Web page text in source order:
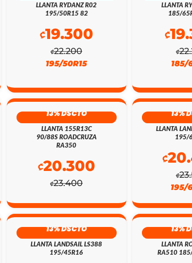
LLANTA RYDANZ R02
195/50R15 82
₡22.200
₡19.300
195/50R15
LLANTA
185/
₡
₡
185/
13% DSCTO
LLANTA 155R13C
90/88S ROADCRUZA
RA350
₡23.400
₡20.300
13%
LLANTA
195/
₡
₡
195/
13% DSCTO
LLANTA LANDSAIL LS388
195/45R16
13%
LLANTA
RA510